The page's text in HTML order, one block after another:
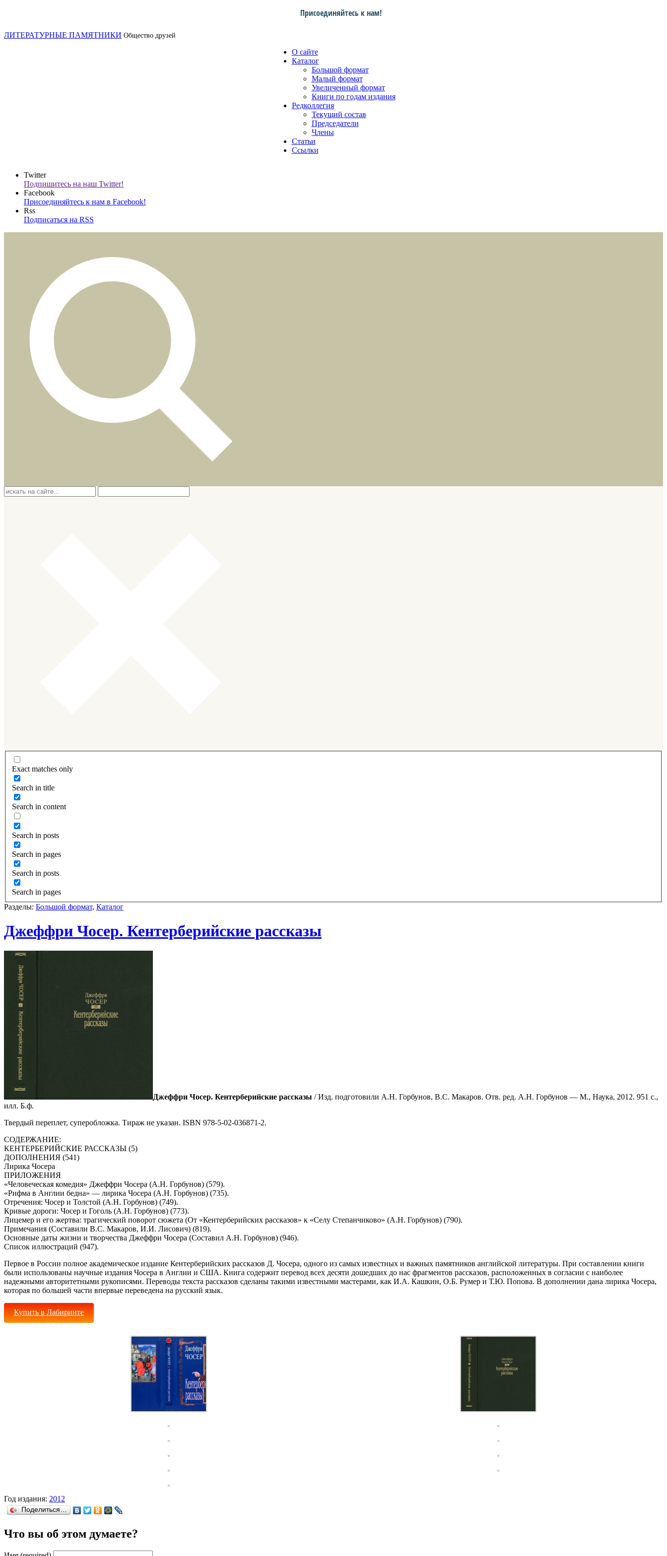
Присоединяйтесь к нам!
ЛИТЕРАТУРНЫЕ ПАМЯТНИКИ Общество друзей
О сайте
Каталог
Большой формат
Малый формат
Увеличенный формат
Книги по годам издания
Редколлегия
Текущий состав
Председатели
Члены
Статьи
Ссылки
Twitter
Подпишитесь на наш Twitter!
Facebook
Присоединяйтесь к нам в Facebook!
Rss
Подписаться на RSS
Exact matches only
Search in title
Search in content
Search in posts
Search in pages
Search in posts
Search in pages
Разделы: Большой формат, Каталог
Джеффри Чосер. Кентерберийские рассказы
Джеффри Чосер. Кентерберийские рассказы / Изд. подготовили А.Н. Горбунов, В.С. Макаров. Отв. ред. А.Н. Горбунов — М., Наука, 2012. 951 с.,
илл. Б.ф.
Твердый переплет, суперобложка. Тираж не указан. ISBN 978-5-02-036871-2.
СОДЕРЖАНИЕ:
КЕНТЕРБЕРИЙСКИЕ РАССКАЗЫ (5)
ДОПОЛНЕНИЯ (541)
Лирика Чосера
ПРИЛОЖЕНИЯ
«Человеческая комедия» Джеффри Чосера (А.Н. Горбунов) (579).
«Рифма в Англии бедна» — лирика Чосера (А.Н. Горбунов) (735).
Отречения: Чосер и Толстой (А.Н. Горбунов) (749).
Кривые дороги: Чосер и Гоголь (А.Н. Горбунов) (773).
Лицемер и его жертва: трагический поворот сюжета (От «Кентерберийских рассказов» к «Селу Степанчиково» (А.Н. Горбунов) (790).
Примечания (Составили B.C. Макаров, И.И. Лисович) (819).
Основные даты жизни и творчества Джеффри Чосера (Составил А.Н. Горбунов) (946).
Список иллюстраций (947).
Первое в России полное академическое издание Кентерберийских рассказов Д. Чосера, одного из самых известных и важных памятников английской литературы. При составлении книги
были использованы научные издания Чосера в Англии и США. Книга содержит перевод всех десяти дошедших до нас фрагментов рассказов, расположенных в согласии с наиболее
надежными авторитетными рукописями. Переводы текста рассказов сделаны такими известными мастерами, как И.А. Кашкин, О.Б. Румер и Т.Ю. Попова. В дополнении дана лирика Чосера,
которая по большей части впервые переведена на русский язык.
Купить в Лабиринте
Год издания: 2012
Поделиться…
Что вы об этом думаете?